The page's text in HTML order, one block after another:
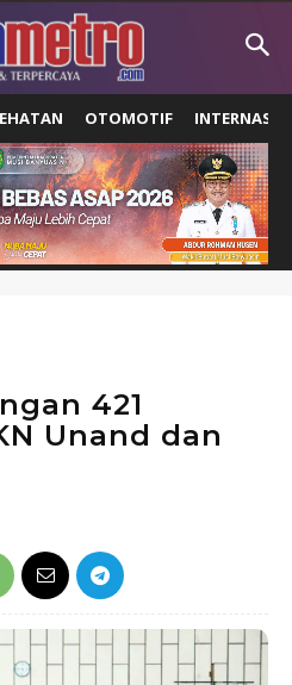
OTOMOTIF
421
Unand dan